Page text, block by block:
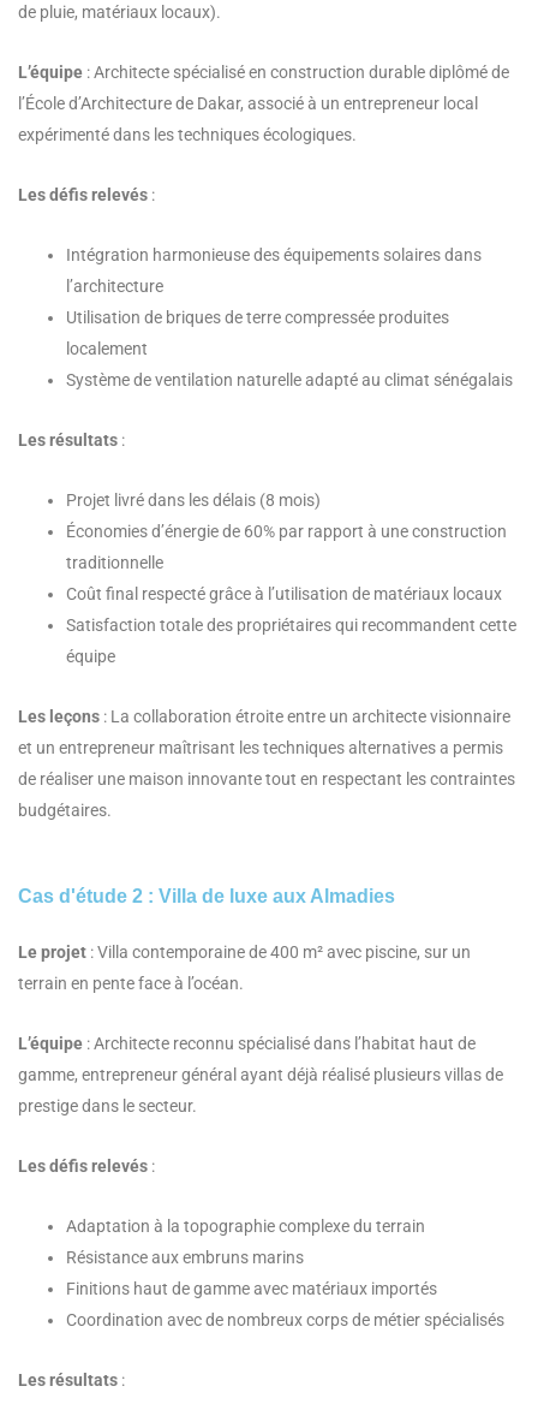
de pluie, matériaux locaux).
L’équipe : Architecte spécialisé en construction durable diplômé de
l’École d’Architecture de Dakar, associé à un entrepreneur local
expérimenté dans les techniques écologiques.
Les défis relevés :
Intégration harmonieuse des équipements solaires dans
l’architecture
Utilisation de briques de terre compressée produites
localement
Système de ventilation naturelle adapté au climat sénégalais
Les résultats :
Projet livré dans les délais (8 mois)
Économies d’énergie de 60% par rapport à une construction
traditionnelle
Coût final respecté grâce à l’utilisation de matériaux locaux
Satisfaction totale des propriétaires qui recommandent cette
équipe
Les leçons : La collaboration étroite entre un architecte visionnaire
et un entrepreneur maîtrisant les techniques alternatives a permis
de réaliser une maison innovante tout en respectant les contraintes
budgétaires.
Cas d'étude 2 : Villa de luxe aux Almadies
Le projet : Villa contemporaine de 400 m² avec piscine, sur un
terrain en pente face à l’océan.
L’équipe : Architecte reconnu spécialisé dans l’habitat haut de
gamme, entrepreneur général ayant déjà réalisé plusieurs villas de
prestige dans le secteur.
Les défis relevés :
Adaptation à la topographie complexe du terrain
Résistance aux embruns marins
Finitions haut de gamme avec matériaux importés
Coordination avec de nombreux corps de métier spécialisés
Les résultats :